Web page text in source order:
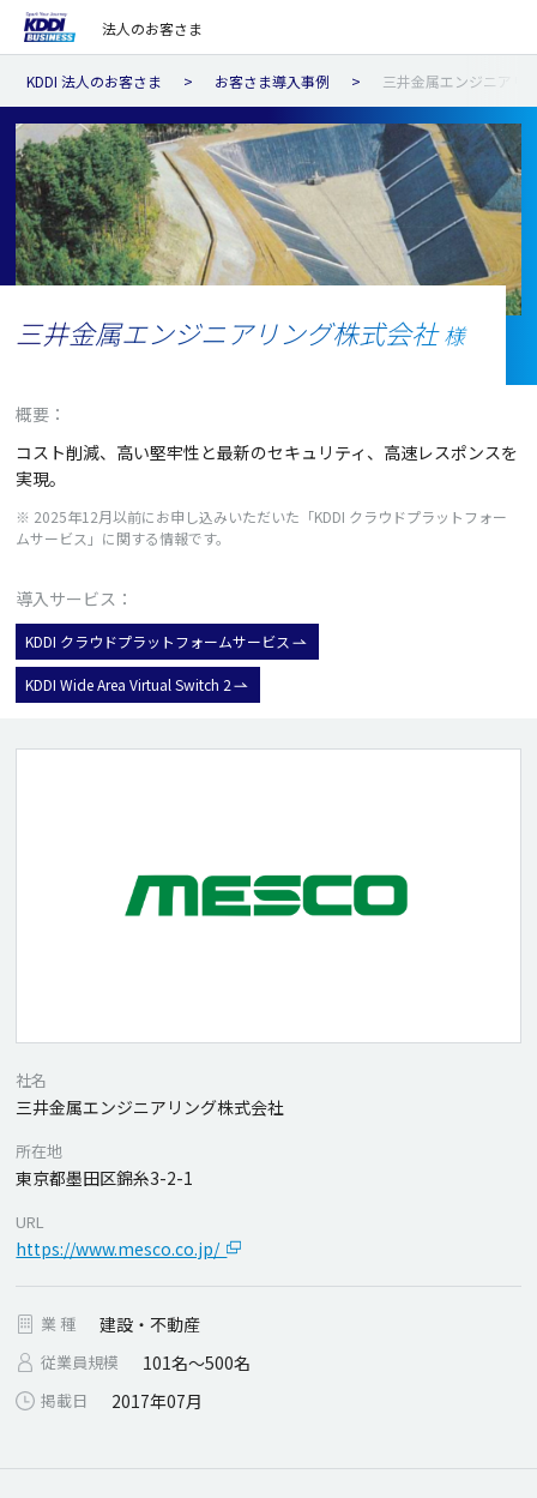
法人のお客さま
KDDI 法人のお客さま お客さま導入事例 三井金属エンジニアリ
三井金属エンジニアリング株式会社様
概要：
コスト削減、高い堅牢性と最新のセキュリティ、高速レスポンスを
実現。
※ 2025年12月以前にお申し込みいただいた「KDDI クラウドプラットフォー
ムサービス」に関する情報です。
導入サービス：
KDDI クラウドプラットフォームサービス
KDDI Wide Area Virtual Switch 2
社名
三井金属エンジニアリング株式会社
所在地
東京都墨田区錦糸3-2-1
URL
https://www.mesco.co.jp/
業 種 建設・不動産
従業員規模 101名～500名
掲載日 2017年07月